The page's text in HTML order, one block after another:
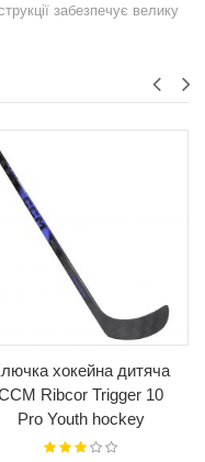
забезпечує велику
хокейна дитяча
Ribcor Trigger 10
Pro Youth hockey
Composite stick- 20 Flex